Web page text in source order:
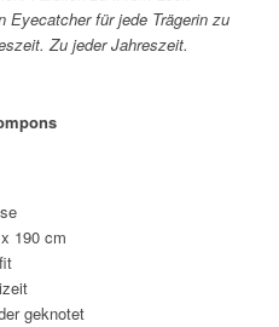
Eyecatcher für jede Trägerin zu
Zu jeder Jahreszeit.
190 cm
geknotet